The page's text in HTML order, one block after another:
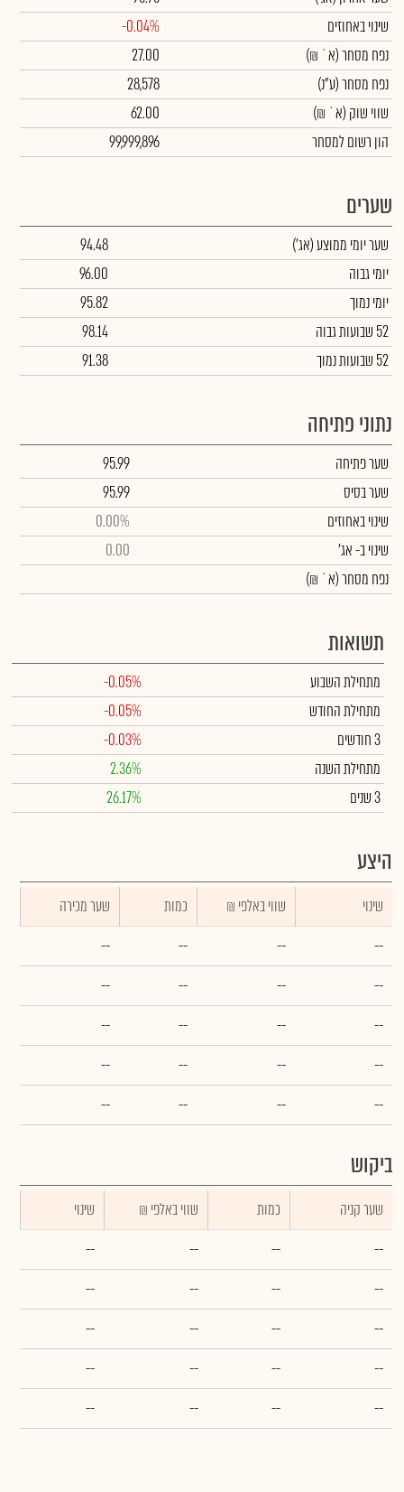
שינוי באחוזים
-0.04%
נפח מסחר(א` ₪)
27.00
נפח מסחר(ע"נ)
28,578
שווי שוק (א` ₪)
62.00
הון רשום למסחר
99,999,896
שערים
שער יומי ממוצע(אג')
94.48
יומי גבוה
96.00
יומי נמוך
95.82
52 שבועות גבוה
98.14
52 שבועות נמוך
91.38
נתוני פתיחה
שער פתיחה
95.99
שער בסיס
95.99
שינוי באחוזים
0.00%
שינויב- אג'
0.00
נפח מסחר(א` ₪)
תשואות
מתחילת השבוע
-0.05%
מתחילת החודש
-0.05%
3 חודשים
-0.03%
מתחילת השנה
2.36%
3 שנים
26.17%
היצע
שינוי ₪ שווי באלפי כמות
שער מכירה
--
--
--
--
--
--
--
--
--
--
--
--
--
--
--
--
--
--
--
--
ביקוש
שער קניה כמות ₪ שווי באלפי
שינוי
--
--
--
--
--
--
--
--
--
--
--
--
--
--
--
--
--
--
--
--